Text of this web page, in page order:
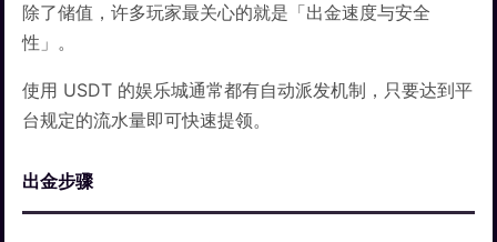
除了储值，许多玩家最关心的就是「出金速度与安全
性」。
使用 USDT 的娱乐城通常都有自动派发机制，只要达到平
台规定的流水量即可快速提领。
出金步骤